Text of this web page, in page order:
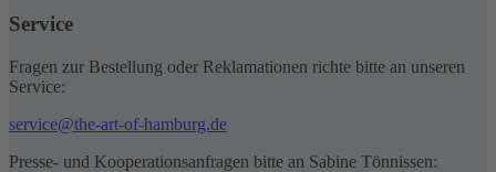
Service
Fragen zur Bestellung oder Reklamationen richte bitte an unseren
Service:
service@the-art-of-hamburg.de
Presse- und Kooperationsanfragen bitte an Sabine Tönnissen: